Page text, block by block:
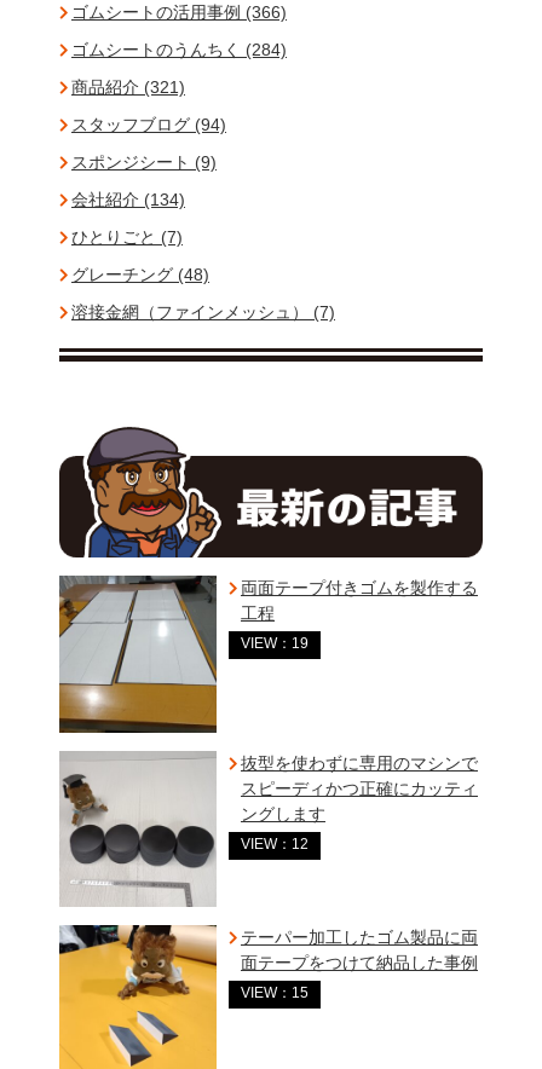
ゴムシートの活用事例 (366)
ゴムシートのうんちく (284)
商品紹介 (321)
スタッフブログ (94)
スポンジシート (9)
会社紹介 (134)
ひとりごと (7)
グレーチング (48)
溶接金網（ファインメッシュ） (7)
両面テープ付きゴムを製作する
工程
VIEW：19
抜型を使わずに専用のマシンで
スピーディかつ正確にカッティ
ングします
VIEW：12
テーパー加工したゴム製品に両
面テープをつけて納品した事例
VIEW：15